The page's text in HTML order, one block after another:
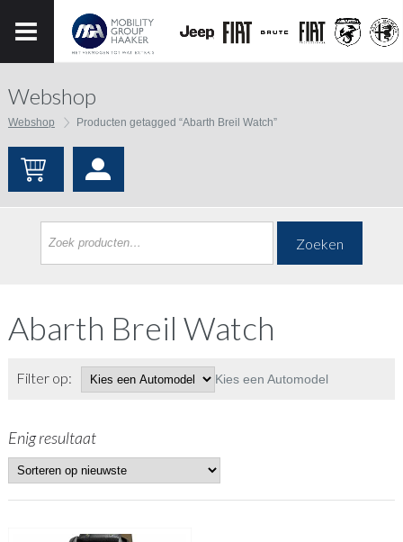
Webshop
Webshop Producten getagged “Abarth Breil Watch”
Zoeken
Abarth Breil Watch
Filter op: Kies een Automodel
Enig resultaat